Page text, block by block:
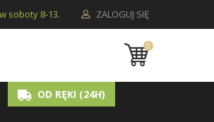
ZALOGUJ SIĘ
soboty 8-13.
0
OD RĘKI (24H)